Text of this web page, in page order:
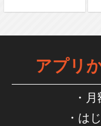
アプリ
月
は